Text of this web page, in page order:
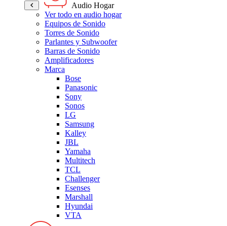
Audio Hogar
Ver todo en audio hogar
Equipos de Sonido
Torres de Sonido
Parlantes y Subwoofer
Barras de Sonido
Amplificadores
Marca
Bose
Panasonic
Sony
Sonos
LG
Samsung
Kalley
JBL
Yamaha
Multitech
TCL
Challenger
Esenses
Marshall
Hyundai
VTA